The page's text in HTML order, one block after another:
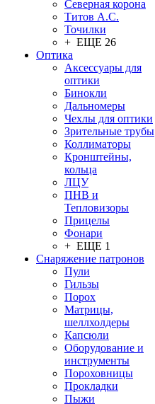
Северная корона
Титов А.С.
Точилки
+ ЕЩЕ 26
Оптика
Аксессуары для
оптики
Бинокли
Дальномеры
Чехлы для оптики
Зрительные трубы
Коллиматоры
Кронштейны,
кольца
ЛЦУ
ПНВ и
Тепловизоры
Прицелы
Фонари
+ ЕЩЕ 1
Снаряжение патронов
Пули
Гильзы
Порох
Матрицы,
шеллхолдеры
Капсюли
Оборудование и
инструменты
Пороховницы
Прокладки
Пыжи